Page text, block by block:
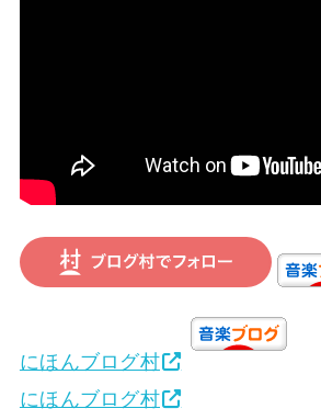
にほんブログ村
にほんブログ村